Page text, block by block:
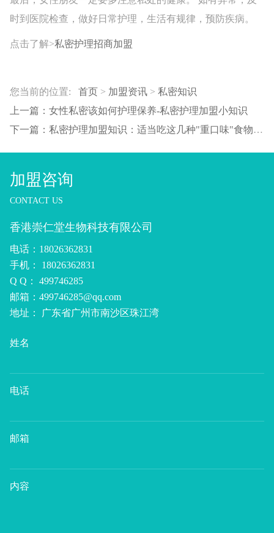
时到医院检查，做好日常护理，生活有规律，预防疾病。
点击了解>私密护理招商加盟
您当前的位置: 首页> 加盟资讯 > 私密知识
上一篇：女性私密该如何护理保养-私密护理加盟小知识
下一篇：私密护理加盟知识：适当吃这几种"重口味"食物，有助于患妇科炎症的女性保养子宫
加盟咨询
CONTACT US
香港崇仁堂生物科技有限公司
电话：18026362831
手机： 18026362831
Q Q： 499746285
邮箱：499746285@qq.com
地址： 广东省广州市南沙区珠江湾
姓名
电话
邮箱
内容